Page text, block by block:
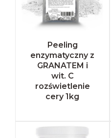
Peeling
enzymatyczny z
GRANATEM i
wit. C
rozświetlenie
cery 1kg